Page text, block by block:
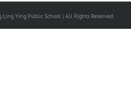
Ying Public School | All Rights Reserved.